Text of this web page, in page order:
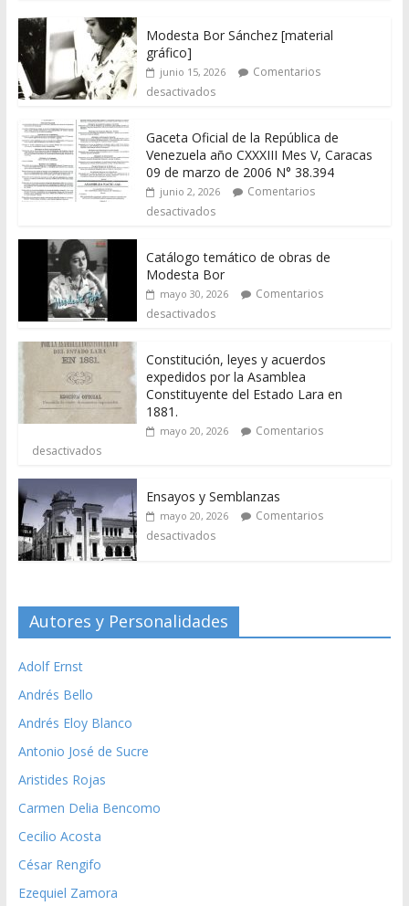
Modesta Bor Sánchez [material
gráfico]
junio 15, 2026
Comentarios
desactivados
Gaceta Oficial de la República de
Venezuela año CXXXIII Mes V, Caracas
09 de marzo de 2006 N° 38.394
junio 2, 2026
Comentarios
desactivados
Catálogo temático de obras de
Modesta Bor
mayo 30, 2026
Comentarios
desactivados
Constitución, leyes y acuerdos
expedidos por la Asamblea
Constituyente del Estado Lara en
1881.
mayo 20, 2026
Comentarios
desactivados
Ensayos y Semblanzas
mayo 20, 2026
Comentarios
desactivados
Autores y Personalidades
Adolf Ernst
Andrés Bello
Andrés Eloy Blanco
Antonio José de Sucre
Aristides Rojas
Carmen Delia Bencomo
Cecilio Acosta
César Rengifo
Ezequiel Zamora